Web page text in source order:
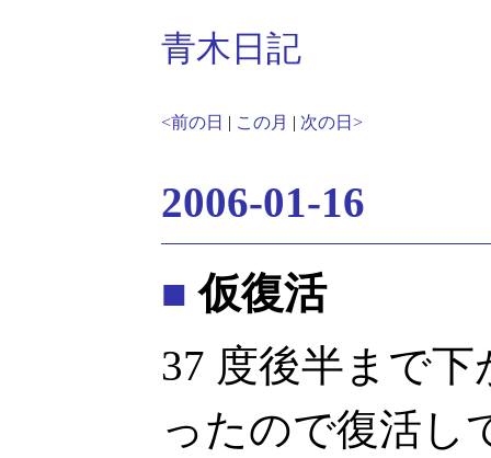
青木日記
<前の日 | この月 | 次の日>
2006-01-16
■ 仮復活
37 度後半まで
ったので復活し